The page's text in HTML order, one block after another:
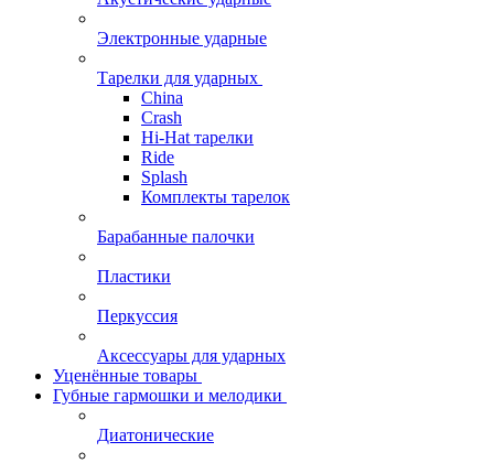
Электронные ударные
Тарелки для ударных
China
Crash
Hi-Hat тарелки
Ride
Splash
Комплекты тарелок
Барабанные палочки
Пластики
Перкуссия
Аксессуары для ударных
Уценённые товары
Губные гармошки и мелодики
Диатонические